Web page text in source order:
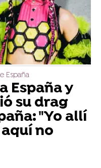
España
España y
su drag
"Yo allí
no